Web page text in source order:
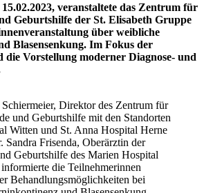
veranstaltete das Zentrum für
Geburtshilfe der St. Elisabeth Gruppe
über weibliche
Blasensenkung. Im Fokus der
die Vorstellung moderner Diagnose- und
Direktor des Zentrum für
und Geburtshilfe mit den Standorten
Witten und St. Anna Hospital Herne
Sandra Frisenda, Oberärztin der
Geburtshilfe des Marien Hospital
die Teilnehmerinnen
Behandlungsmöglichkeiten bei